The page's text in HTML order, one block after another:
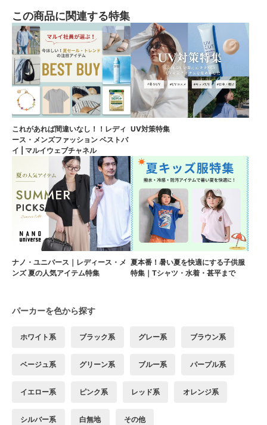
この商品に関連する特集
これがあれば間違いなし！！レディ
ース・メンズファッション ベストバ
イ | マルイウェブチャネル
UV対策特集
ナノ・ユニバース｜レディース・メ
ンズ 夏の人気アイテム特集
夏本番！暑い夏を快適にする子供服
特集｜Tシャツ・水着・甚平まで
パーカーを色から探す
ホワイト系 ブラック系 グレー系 ブラウン系
ベージュ系 グリーン系 ブルー系 パープル系
イエロー系 ピンク系 レッド系 オレンジ系
シルバー系 白無地 その他